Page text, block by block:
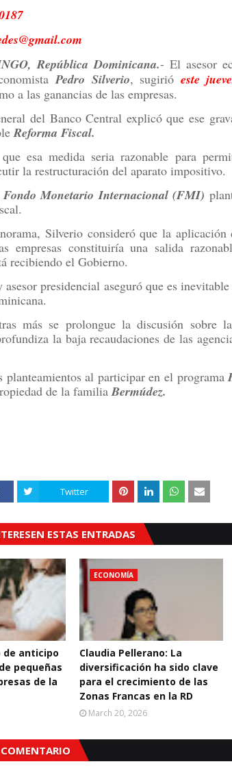
República Dominicana.- El asesor
Pedro Silverio, sugirió este
a las ganancias de las empresas.
del Banco Central explicó que ese
Reforma Fiscal.
esa medida seria razonable para
la restructuración del aparato impositivo.
Fondo Monetario Internacional (FMI)
Silverio consideró que la
empresas constituiría una salida
recibiendo el Gobierno.
presidencial aseguró que es
más se prolongue la discusión sobre
la baja recaudaciones de las
planteamientos al participar en el programa
de la familiaBermúdez.
Twitter
ESTAS ENTRADAS
de anticipo
pequeñas
de la
ECONOMÍA
Claudia Pellerano: La
diversificación ha sido clave
para el crecimiento de las
Zonas Francas en la RD
March 20, 2026